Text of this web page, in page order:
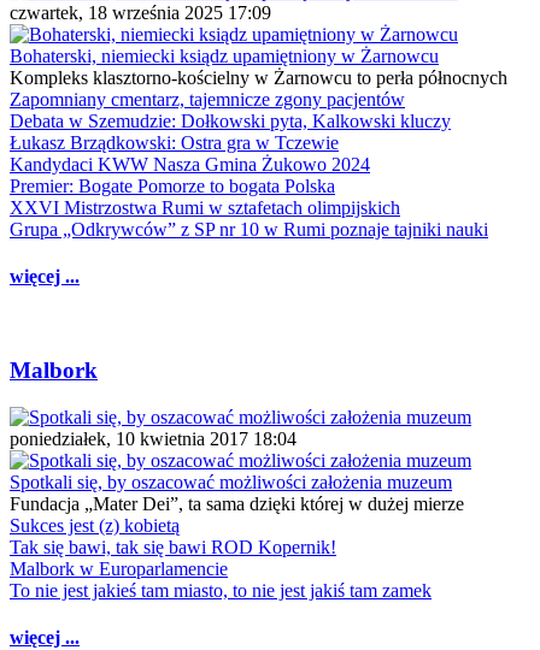
czwartek, 18 września 2025 17:09
Bohaterski, niemiecki ksiądz upamiętniony w Żarnowcu
Kompleks klasztorno-kościelny w Żarnowcu to perła północnych
Zapomniany cmentarz, tajemnicze zgony pacjentów
Debata w Szemudzie: Dołkowski pyta, Kalkowski kluczy
Łukasz Brządkowski: Ostra gra w Tczewie
Kandydaci KWW Nasza Gmina Żukowo 2024
Premier: Bogate Pomorze to bogata Polska
XXVI Mistrzostwa Rumi w sztafetach olimpijskich
Grupa „Odkrywców” z SP nr 10 w Rumi poznaje tajniki nauki
więcej ...
Malbork
poniedziałek, 10 kwietnia 2017 18:04
Spotkali się, by oszacować możliwości założenia muzeum
Fundacja „Mater Dei”, ta sama dzięki której w dużej mierze
Sukces jest (z) kobietą
Tak się bawi, tak się bawi ROD Kopernik!
Malbork w Europarlamencie
To nie jest jakieś tam miasto, to nie jest jakiś tam zamek
więcej ...